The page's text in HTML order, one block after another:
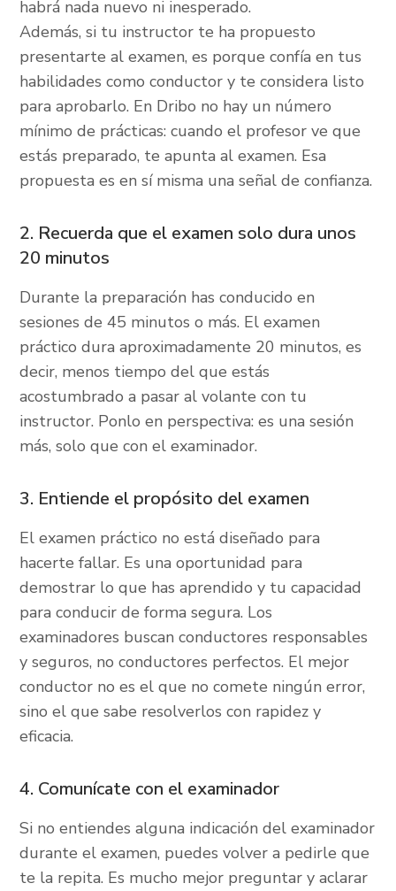
habrá nada nuevo ni inesperado.
Además, si tu instructor te ha propuesto
presentarte al examen, es porque confía en tus
habilidades como conductor y te considera listo
para aprobarlo. En Dribo no hay un número
mínimo de prácticas: cuando el profesor ve que
estás preparado, te apunta al examen. Esa
propuesta es en sí misma una señal de confianza.
2. Recuerda que el examen solo dura unos
20 minutos
Durante la preparación has conducido en
sesiones de 45 minutos o más. El examen
práctico dura aproximadamente 20 minutos, es
decir, menos tiempo del que estás
acostumbrado a pasar al volante con tu
instructor. Ponlo en perspectiva: es una sesión
más, solo que con el examinador.
3. Entiende el propósito del examen
El examen práctico no está diseñado para
hacerte fallar. Es una oportunidad para
demostrar lo que has aprendido y tu capacidad
para conducir de forma segura. Los
examinadores buscan conductores responsables
y seguros, no conductores perfectos. El mejor
conductor no es el que no comete ningún error,
sino el que sabe resolverlos con rapidez y
eficacia.
4. Comunícate con el examinador
Si no entiendes alguna indicación del examinador
durante el examen, puedes volver a pedirle que
te la repita. Es mucho mejor preguntar y aclarar